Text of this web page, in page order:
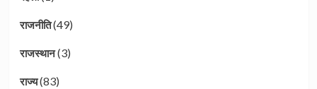
राजनीति(49)
राजस्थान(3)
राज्य(83)